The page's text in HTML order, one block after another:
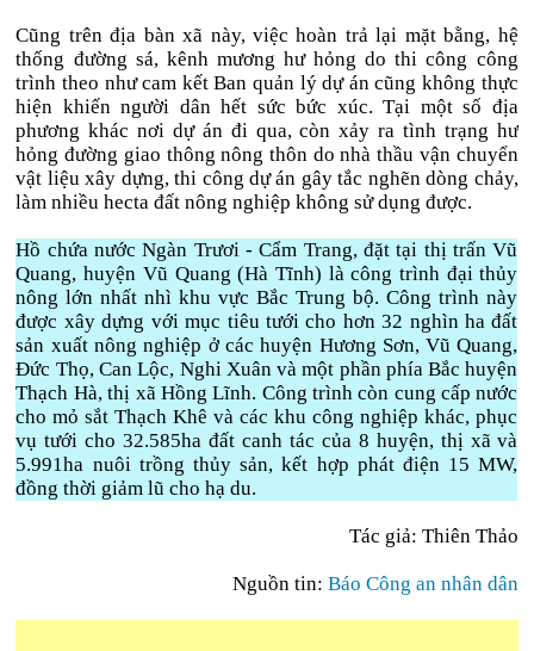
Cũng trên địa bàn xã này, việc hoàn trả lại mặt bằng, hệ
thống đường sá, kênh mương hư hỏng do thi công công
trình theo như cam kết Ban quản lý dự án cũng không thực
hiện khiến người dân hết sức bức xúc. Tại một số địa
phương khác nơi dự án đi qua, còn xảy ra tình trạng hư
hỏng đường giao thông nông thôn do nhà thầu vận chuyển
vật liệu xây dựng, thi công dự án gây tắc nghẽn dòng chảy,
làm nhiều hecta đất nông nghiệp không sử dụng được.
Hồ chứa nước Ngàn Trươi - Cẩm Trang, đặt tại thị trấn Vũ
Quang, huyện Vũ Quang (Hà Tĩnh) là công trình đại thủy
nông lớn nhất nhì khu vực Bắc Trung bộ. Công trình này
được xây dựng với mục tiêu tưới cho hơn 32 nghìn ha đất
sản xuất nông nghiệp ở các huyện Hương Sơn, Vũ Quang,
Đức Thọ, Can Lộc, Nghi Xuân và một phần phía Bắc huyện
Thạch Hà, thị xã Hồng Lĩnh. Công trình còn cung cấp nước
cho mỏ sắt Thạch Khê và các khu công nghiệp khác, phục
vụ tưới cho 32.585ha đất canh tác của 8 huyện, thị xã và
5.991ha nuôi trồng thủy sản, kết hợp phát điện 15 MW,
đồng thời giảm lũ cho hạ du.
Tác giả: Thiên Thảo
Nguồn tin: Báo Công an nhân dân